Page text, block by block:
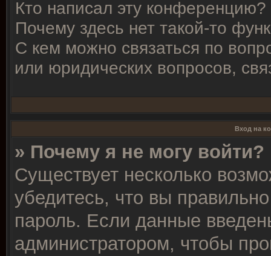
Кто написал эту конференцию?
Почему здесь нет такой-то
С кем можно связаться по
или юридических вопросов,
Вход на
» Почему я не могу войти?
Существует несколько
убедитесь, что вы
пароль. Если данные
администратором, чтобы